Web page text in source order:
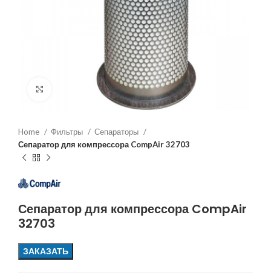
Home Фильтры
Сепараторы
Сепаратор для компрессора CompAir 32703
Сепаратор для компрессора CompAir
32703
ЗАКАЗАТЬ